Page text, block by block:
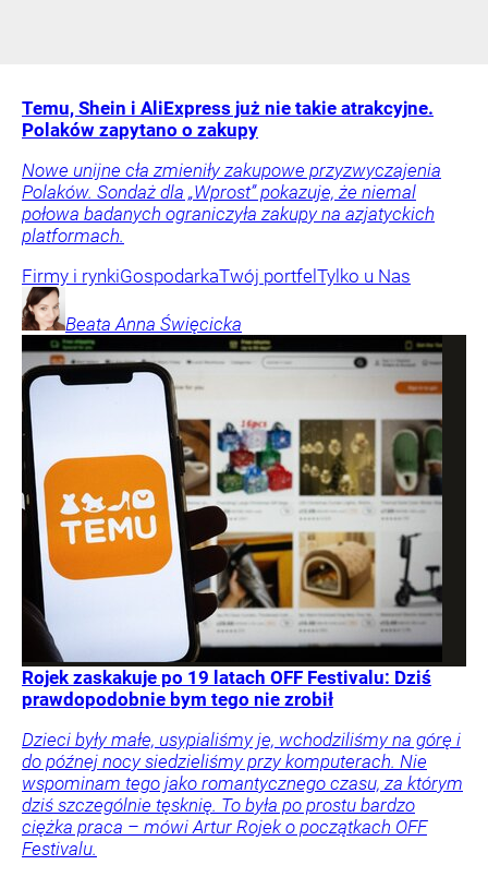
Temu, Shein i AliExpress już nie takie atrakcyjne.
Polaków zapytano o zakupy
Nowe unijne cła zmieniły zakupowe przyzwyczajenia
Polaków. Sondaż dla „Wprost” pokazuje, że niemal
połowa badanych ograniczyła zakupy na azjatyckich
platformach.
Firmy i rynkiGospodarkaTwój portfel Tylko u Nas
Beata Anna Święcicka
Rojek zaskakuje po 19 latach OFF Festivalu: Dziś
prawdopodobnie bym tego nie zrobił
Dzieci były małe, usypialiśmy je, wchodziliśmy na górę i
do późnej nocy siedzieliśmy przy komputerach. Nie
wspominam tego jako romantycznego czasu, za którym
dziś szczególnie tęsknię. To była po prostu bardzo
ciężka praca – mówi Artur Rojek o początkach OFF
Festivalu.